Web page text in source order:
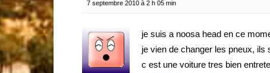
7 septembre 2010 à 2 h 05 min
je suis a noosa head en ce
je vien de changer les pneux, ils
c est une voiture tres bien